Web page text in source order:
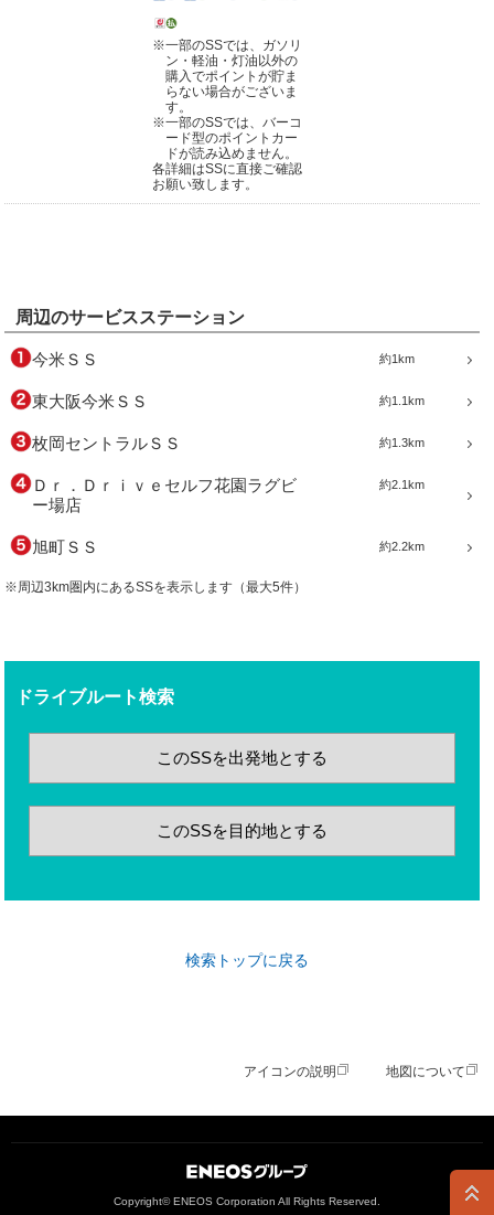
※一部のSSでは、ガソリ
ン・軽油・灯油以外の
購入でポイントが貯ま
らない場合がございま
す。
※一部のSSでは、バーコ
ード型のポイントカー
ドが読み込めません。
各詳細はSSに直接ご確認
お願い致します。
周辺のサービスステーション
約1km
今米ＳＳ
約1.1km
東大阪今米ＳＳ
約1.3km
枚岡セントラルＳＳ
約2.1km
Ｄｒ．Ｄｒｉｖｅセルフ花園ラグビ
ー場店
約2.2km
旭町ＳＳ
※周辺3km圏内にあるSSを表示します（最大5件）
ドライブルート検索
このSSを出発地とする
このSSを目的地とする
検索トップに戻る
アイコンの説明 地図について
Copyright© ENEOS Corporation All Rights Reserved.